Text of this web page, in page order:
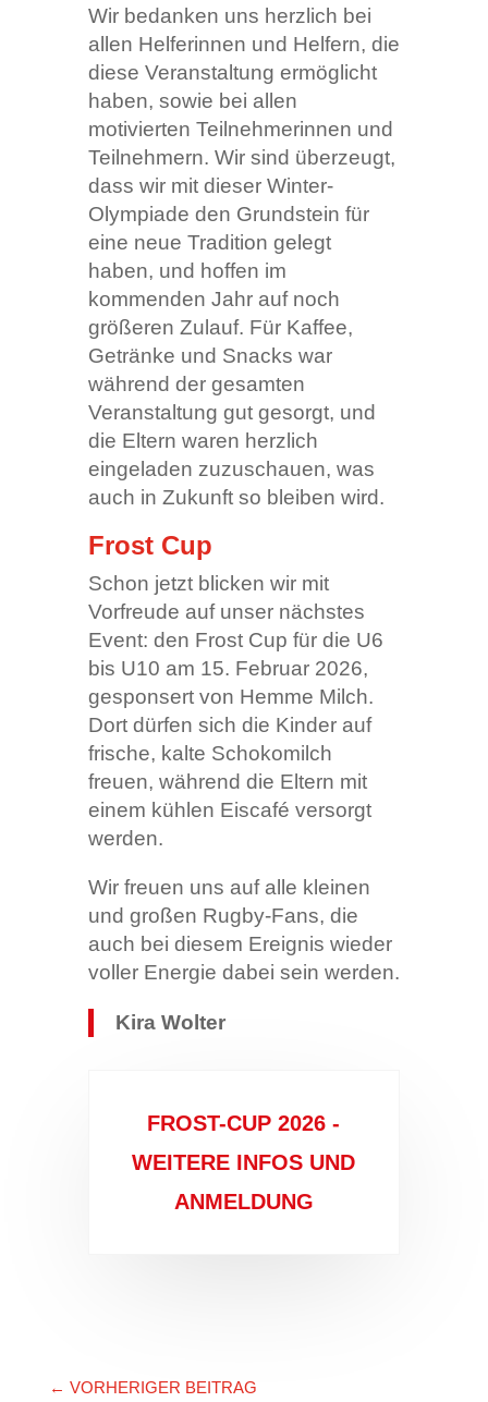
Wir bedanken uns herzlich bei
allen Helferinnen und Helfern, die
diese Veranstaltung ermöglicht
haben, sowie bei allen
motivierten Teilnehmerinnen und
Teilnehmern. Wir sind überzeugt,
dass wir mit dieser Winter-
Olympiade den Grundstein für
eine neue Tradition gelegt
haben, und hoffen im
kommenden Jahr auf noch
größeren Zulauf. Für Kaffee,
Getränke und Snacks war
während der gesamten
Veranstaltung gut gesorgt, und
die Eltern waren herzlich
eingeladen zuzuschauen, was
auch in Zukunft so bleiben wird.
Frost Cup
Schon jetzt blicken wir mit
Vorfreude auf unser nächstes
Event: den Frost Cup für die U6
bis U10 am 15. Februar 2026,
gesponsert von Hemme Milch.
Dort dürfen sich die Kinder auf
frische, kalte Schokomilch
freuen, während die Eltern mit
einem kühlen Eiscafé versorgt
werden.
Wir freuen uns auf alle kleinen
und großen Rugby-Fans, die
auch bei diesem Ereignis wieder
voller Energie dabei sein werden.
Kira Wolter
FROST-CUP 2026 -
WEITERE INFOS UND
ANMELDUNG
← VORHERIGER BEITRAG